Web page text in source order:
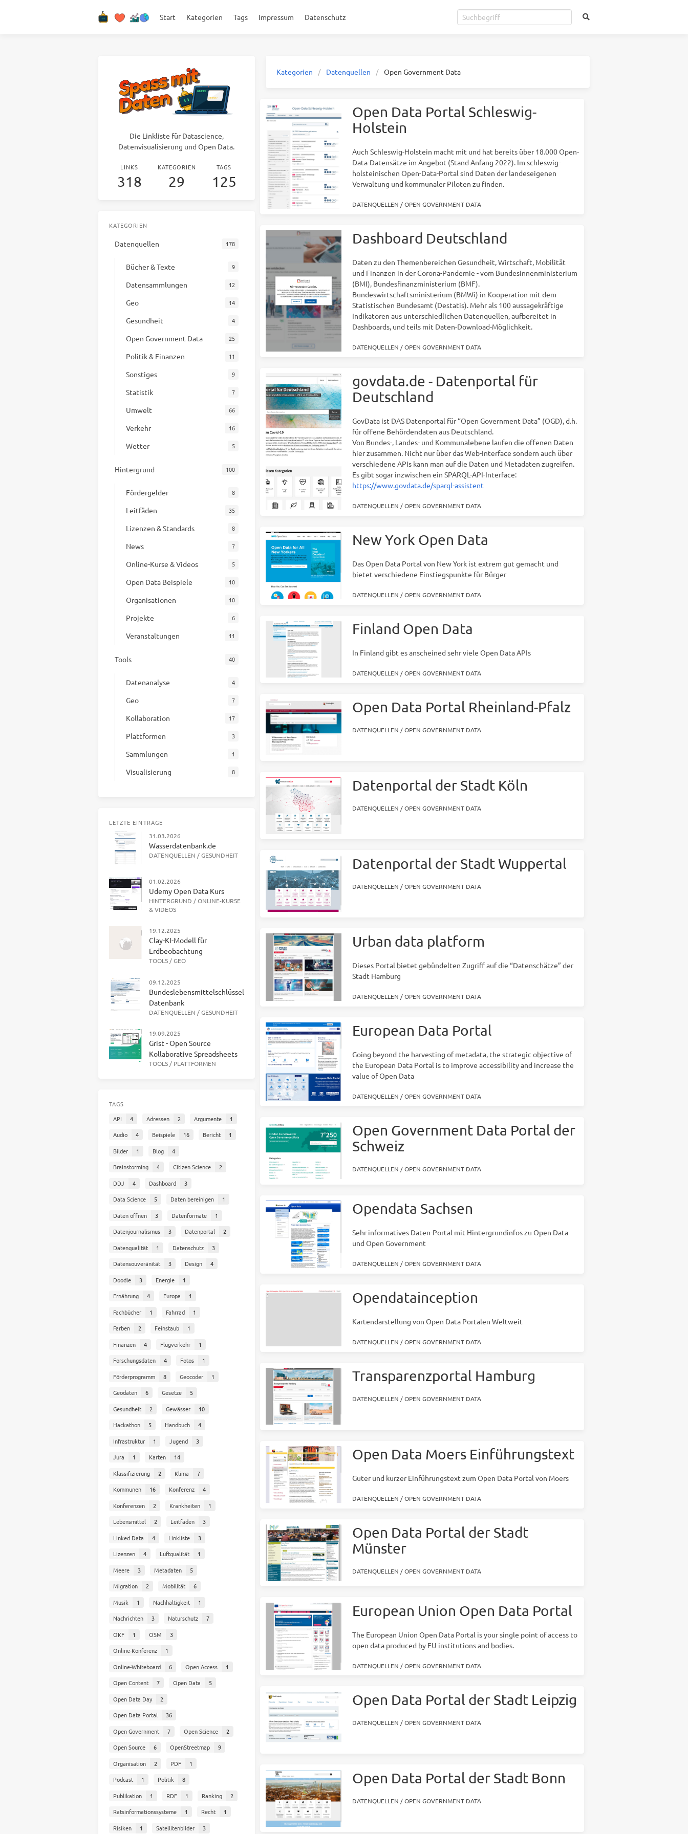
Start Kategorien Tags Impressum Datenschutz
Kategorien Datenquellen Open Government Data
Open Data Portal Schleswig-
Holstein
Auch Schleswig-Holstein macht mit und hat bereits über 18.000 Open-
Data-Datensätze im Angebot (Stand Anfang 2022). Im schleswig-
holsteinischen Open-Data-Portal sind Daten der landeseigenen
Verwaltung und kommunaler Piloten zu finden.
DATENQUELLEN /OPEN GOVERNMENT DATA
Dashboard Deutschland
Daten zu den Themenbereichen Gesundheit, Wirtschaft, Mobilität
und Finanzen in der Corona-Pandemie - vom Bundesinnenministerium
(BMI), Bundesfinanzministerium (BMF).
Bundeswirtschaftsministerium (BMWi) in Kooperation mit dem
Statistischen Bundesamt (Destatis). Mehr als 100 aussagekräftige
Indikatoren aus unterschiedlichen Datenquellen, aufbereitet in
Dashboards, und teils mit Daten-Download-Möglichkeit.
DATENQUELLEN /OPEN GOVERNMENT DATA
govdata.de - Datenportal für
Deutschland
GovData ist DAS Datenportal für “Open Government Data” (OGD), d.h.
für offene Behördendaten aus Deutschland.
Von Bundes-, Landes- und Kommunalebene laufen die offenen Daten
hier zusammen. Nicht nur über das Web-Interface sondern auch über
verschiedene APIs kann man auf die Daten und Metadaten zugreifen.
Es gibt sogar inzwischen ein SPARQL-API-Interface:
https://www.govdata.de/sparql-assistent
DATENQUELLEN /OPEN GOVERNMENT DATA
New York Open Data
Das Open Data Portal von New York ist extrem gut gemacht und
bietet verschiedene Einstiegspunkte für Bürger
DATENQUELLEN /OPEN GOVERNMENT DATA
Finland Open Data
In Finland gibt es anscheined sehr viele Open Data APIs
DATENQUELLEN /OPEN GOVERNMENT DATA
Open Data Portal Rheinland-Pfalz
DATENQUELLEN /OPEN GOVERNMENT DATA
Datenportal der Stadt Köln
DATENQUELLEN /OPEN GOVERNMENT DATA
Datenportal der Stadt Wuppertal
DATENQUELLEN /OPEN GOVERNMENT DATA
Urban data platform
Dieses Portal bietet gebündelten Zugriff auf die “Datenschätze” der
Stadt Hamburg
DATENQUELLEN /OPEN GOVERNMENT DATA
European Data Portal
Going beyond the harvesting of metadata, the strategic objective of
the European Data Portal is to improve accessibility and increase the
value of Open Data
DATENQUELLEN /OPEN GOVERNMENT DATA
Open Government Data Portal der
Schweiz
DATENQUELLEN /OPEN GOVERNMENT DATA
Opendata Sachsen
Sehr informatives Daten-Portal mit Hintergrundinfos zu Open Data
und Open Government
DATENQUELLEN /OPEN GOVERNMENT DATA
Opendatainception
Kartendarstellung von Open Data Portalen Weltweit
DATENQUELLEN /OPEN GOVERNMENT DATA
Transparenzportal Hamburg
DATENQUELLEN /OPEN GOVERNMENT DATA
Open Data Moers Einführungstext
Guter und kurzer Einführungstext zum Open Data Portal von Moers
DATENQUELLEN /OPEN GOVERNMENT DATA
Open Data Portal der Stadt
Münster
DATENQUELLEN /OPEN GOVERNMENT DATA
European Union Open Data Portal
The European Union Open Data Portal is your single point of access to
open data produced by EU institutions and bodies.
DATENQUELLEN /OPEN GOVERNMENT DATA
Open Data Portal der Stadt Leipzig
DATENQUELLEN /OPEN GOVERNMENT DATA
Open Data Portal der Stadt Bonn
DATENQUELLEN /OPEN GOVERNMENT DATA
Die Linkliste für Datascience,
Datenvisualisierung und Open Data.
LINKS
318
KATEGORIEN
29
TAGS
125
KATEGORIEN
Datenquellen 178
Bücher & Texte 9
Datensammlungen 12
Geo 14
Gesundheit 4
Open Government Data 25
Politik & Finanzen 11
Sonstiges 9
Statistik 7
Umwelt 66
Verkehr 16
Wetter 5
Hintergrund 100
Fördergelder 8
Leitfäden 35
Lizenzen & Standards 8
News 7
Online-Kurse & Videos 5
Open Data Beispiele 10
Organisationen 10
Projekte 6
Veranstaltungen 11
Tools 40
Datenanalyse 4
Geo 7
Kollaboration 17
Plattformen 3
Sammlungen 1
Visualisierung 8
LETZTE EINTRÄGE
31.03.2026
Wasserdatenbank.de
DATENQUELLEN /GESUNDHEIT
01.02.2026
Udemy Open Data Kurs
HINTERGRUND /ONLINE-KURSE
& VIDEOS
19.12.2025
Clay-KI-Modell für
Erdbeobachtung
TOOLS /GEO
09.12.2025
Bundeslebensmittelschlüssel
Datenbank
DATENQUELLEN /GESUNDHEIT
19.09.2025
Grist - Open Source
Kollaborative Spreadsheets
TOOLS / PLATTFORMEN
TAGS
API
4 Adressen 2 Argumente
1
Audio
4 Beispiele 16 Bericht
1
Bilder
1 Blog
4
Brainstorming
4 Citizen Science
2
DDJ
4 Dashboard
3
Data Science
5 Daten bereinigen
1
Daten öffnen
3 Datenformate
1
Datenjournalismus
3 Datenportal
2
Datenqualität
1 Datenschutz
3
Datensouveränität
3 Design
4
Doodle
3 Energie
1
Ernährung
4 Europa
1
Fachbücher
1 Fahrrad
1
Farben
2 Feinstaub
1
Finanzen
4 Flugverkehr
1
Forschungsdaten
4 Fotos
1
Förderprogramm
8 Geocoder
1
Geodaten
6 Gesetze
5
Gesundheit
2 Gewässer
10
Hackathon
5 Handbuch
4
Infrastruktur
1 Jugend
3
Jura
1 Karten
14
Klassifizierung
2 Klima
7
Kommunen
16 Konferenz
4
Konferenzen
2 Krankheiten
1
Lebensmittel
2 Leitfaden
3
Linked Data
4 Linkliste
3
Lizenzen
4 Luftqualität
1
Meere
3 Metadaten
5
Migration
2 Mobilität
6
Musik
1 Nachhaltigkeit
1
Nachrichten
3 Naturschutz
7
OKF
1 OSM
3
Online-Konferenz
1
Online-Whiteboard
6 Open Access
1
Open Content
7 Open Data
5
Open Data Day
2
Open Data Portal
36
Open Government
7 Open Science
2
Open Source
6 OpenStreetmap
9
Organisation
2 PDF
1
Podcast
1 Politik
8
Publikation
1 RDF 1 Ranking
2
Ratsinformationssysteme
1 Recht
1
Risiken
1 Satellitenbilder 3